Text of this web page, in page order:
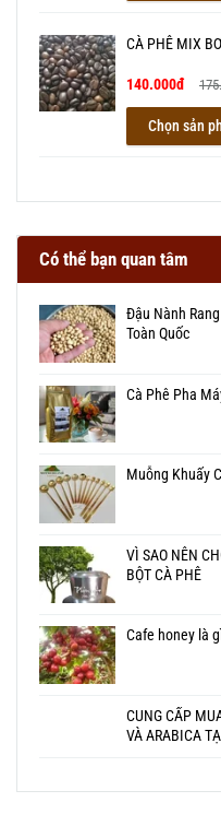
CÀ PHÊ MIX BƠ
140.000đ
Chọn sản
Có thể bạn quan tâm
Đậu Nành
Toàn Quốc
Cà Phê Pha
Muỗng Khuấy
VÌ SAO NÊN
BỘT CÀ PHÊ
Cafe honey là
CUNG CẤP
VÀ ARABICA